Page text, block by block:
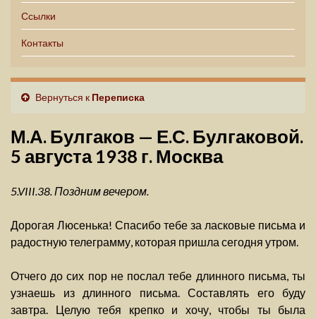
Ссылки
Контакты
Вернуться к Переписка
М.А. Булгаков — Е.С. Булгаковой.
5 августа 1938 г. Москва
5.VIII.38. Поздним вечером.
Дорогая Люсенька! Спасибо тебе за ласковые письма и
радостную телеграмму, которая пришла сегодня утром.
Отчего до сих пор не послал тебе длинного письма, ты
узнаешь из длинного письма. Составлять его буду
завтра. Целую тебя крепко и хочу, чтобы ты была